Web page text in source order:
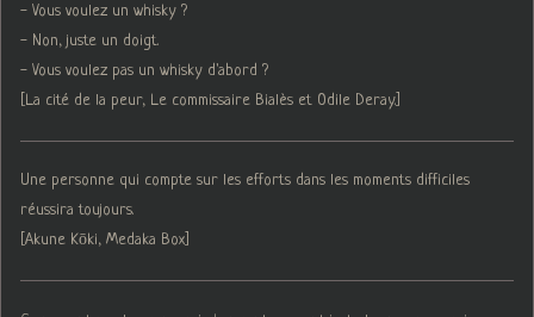
- Vous voulez un whisky ?
- Non, juste un doigt.
- Vous voulez pas un whisky d'abord ?
[La cité de la peur, Le commissaire Bialès et Odile Deray.]
Une personne qui compte sur les efforts dans les moments difficiles
réussira toujours.
[Akune Kōki, Medaka Box]